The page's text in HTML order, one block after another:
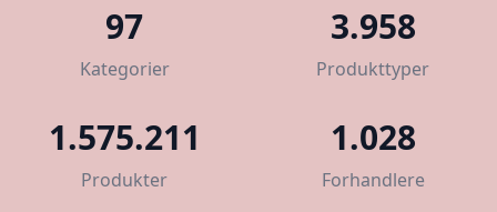
97
Kategorier
3.958
Produkttyper
1.575.211
Produkter
1.028
Forhandlere